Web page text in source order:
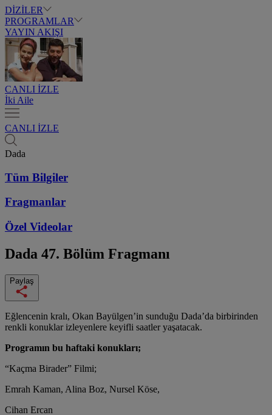
DİZİLER
PROGRAMLAR
YAYIN AKIŞI
CANLI İZLE
İki Aile
CANLI İZLE
Dada
Tüm Bilgiler
Fragmanlar
Özel Videolar
Dada 47. Bölüm Fragmanı
Paylaş
Eğlencenin kralı, Okan Bayülgen’in sunduğu Dada’da birbirinden
renkli konuklar izleyenlere keyifli saatler yaşatacak.
Programın bu haftaki konukları;
“Kaçma Birader” Filmi;
Emrah Kaman, Alina Boz, Nursel Köse,
Cihan Ercan